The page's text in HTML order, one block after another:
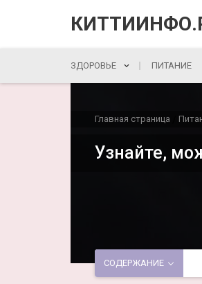
ЗДОРОВЬЕ ПИТАНИЕ
Главная страница
Узнайте,
СОДЕРЖАНИЕ